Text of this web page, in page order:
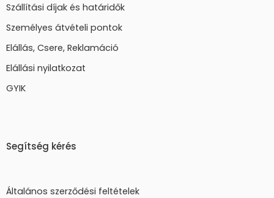
Szállítási díjak és határidők
Személyes átvételi pontok
Elállás, Csere, Reklamáció
Elállási nyilatkozat
GYIK
Segítség kérés
Általános szerződési feltételek